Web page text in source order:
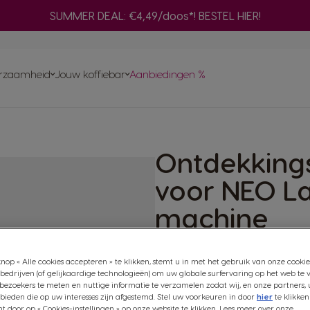
SUMMER DEAL: €4,49/doos*! BESTEL HIER!
Adapter
Bereid een selectie zwarte NEO-koffies
met je ORIGINAL-machine
Jouw koffiebar Aanbiedingen %
voor NEO
machine
Tasgrootte:
« Alle cookies accepteren » te klikken, stemt u in met het gebruik van onze
(of gelijkaardige technologieën) om uw globale surfervaring op het web te
te meten en nuttige informatie te verzamelen zodat wij, en onze partners,
die op uw interesses zijn afgestemd. Stel uw voorkeuren in door hier te
door op « Cookies-instellingen » op onze website te klikken. Lees meer over onze